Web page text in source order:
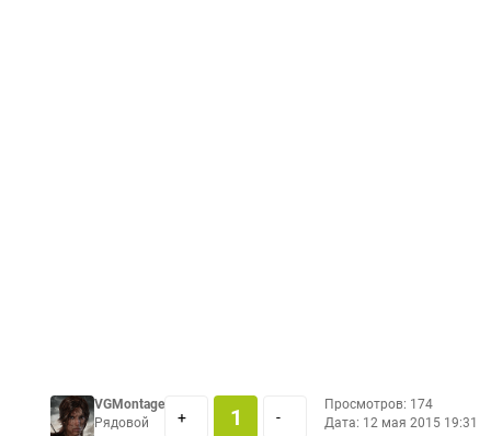
VGMontage
Рядовой
+ 1 -
Просмотров: 174
Дата: 12 мая 2015 19:31